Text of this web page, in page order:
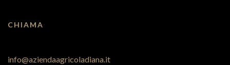
CHIAMA
info@aziendaagricoladiana.it